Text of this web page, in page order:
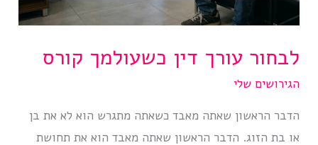
לבחור עורך דין כשעולמך קורס
הגירושים שלי
הדבר הראשון שאתה מאבד כשאתה מתגרש הוא לא את בן
או בת הזוג. הדבר הראשון שאתה מאבד הוא את תחושת